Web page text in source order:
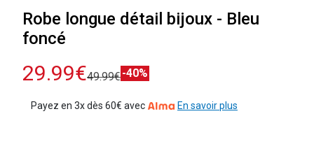
Robe longue détail bijoux - Bleu
foncé
29.99€49.99€-40%
Payez en 3x dès 60€ avec En savoir plus